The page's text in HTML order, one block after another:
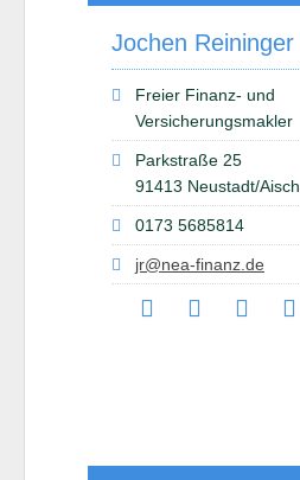
Jochen Reininger
Freier Finanz- und
Versicherungsmakler
Parkstraße 25
91413 Neustadt/Aisch
0173 5685814
jr@nea-finanz.de